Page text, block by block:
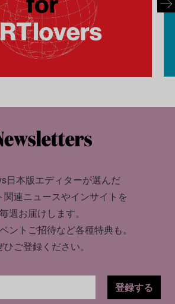
日本版エディターが選んだ
関連ニュースやインサイトを
毎週お届けします。
ントご招待など各種特典も。
ひご登録ください。
登録する